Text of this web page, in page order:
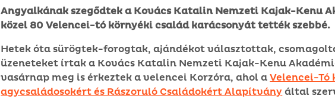
Angyalkának szegődtek a Kovács Katalin Nemzeti Kajak-Kenu
közel 80 Velencei-tó környéki család karácsonyát tették szebbé.
Hetek óta sürögtek-forogtak, ajándékot választottak,
üzeneteket írtak a Kovács Katalin Nemzeti Kajak-Kenu
vasárnap meg is érkeztek a velencei Korzóra, ahol aVelencei-Tó
agycsaládosokért és Rászoruló Családokért Alapítvány által